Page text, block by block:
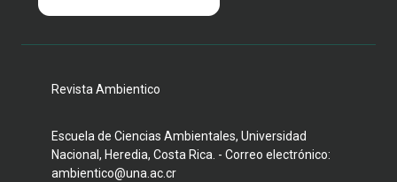
Revista Ambientico
Escuela de Ciencias Ambientales, Universidad
Nacional, Heredia, Costa Rica. - Correo electrónico:
ambientico@una.ac.cr